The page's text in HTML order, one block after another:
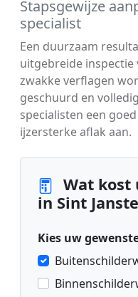
Stapsgewijze
specialist
Een duurzaam
uitgebreide inspectie
zwakke verflagen
geschuurd en
specialisten een
ijzersterke aflak aan.
Wat kost
in Sint
Kies uw